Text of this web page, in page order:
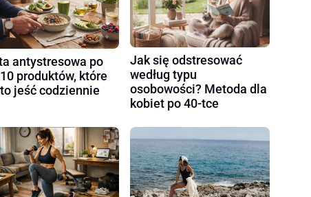
antystresowa po
produktów, które
jeść codziennie
Jak się odstresować
według typu
osobowości? Metoda dla
kobiet po 40-tce